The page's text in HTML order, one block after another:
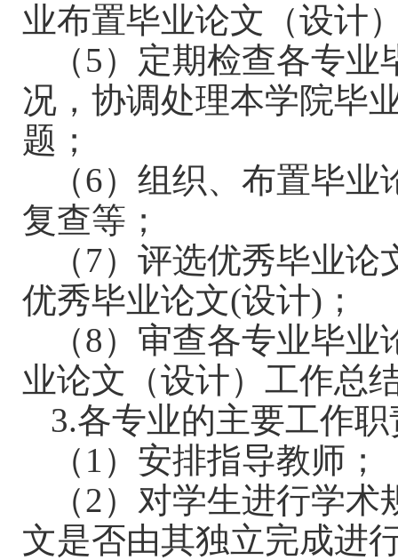
业布置毕业论文（设计
（5）定期检查各专业
况，协调处理本学院毕
题；
（6）组织、布置毕业
复查等；
（7）评选优秀毕业论
优秀毕业论文(设计) ；
（8）审查各专业毕业
业论文（设计）工作总
3.各专业的主要工作职
（ 1 ）安排指导教师；
（2）对学生进行学术
文是否由其独立完成进